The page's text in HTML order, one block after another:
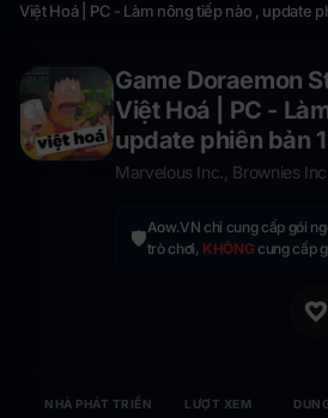
Việt Hoá | PC - Làm nông tiếp nào , update
Game Doraemon
Việt Hoá | PC -
update phiên bản
Marvelous Inc., Brownies
🛡️Aow.VN chỉ cung cấp gói
trò chơi, KHÔNGcung cấp
NHÀ PHÁT TRIỂN LƯỢT XEM